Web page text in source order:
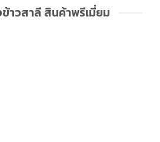
าวสาลี สินค้าพรีเมี่ยม